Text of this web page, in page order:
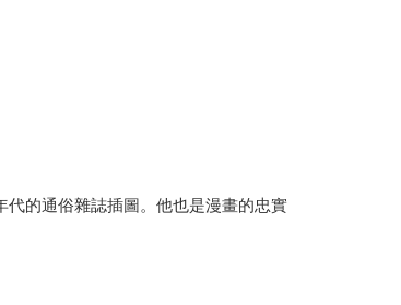
的通俗雜誌插圖。他也是漫畫的忠實